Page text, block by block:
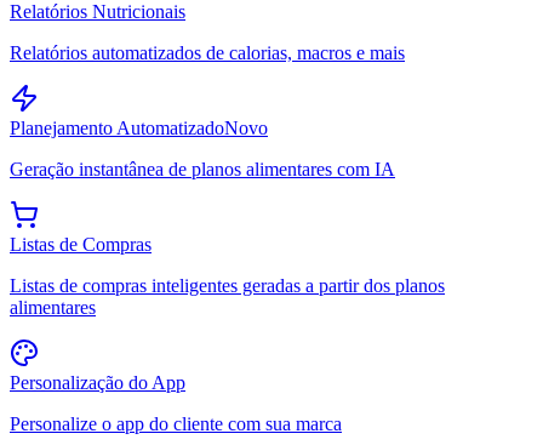
Relatórios Nutricionais
Relatórios automatizados de calorias, macros e mais
Planejamento AutomatizadoNovo
Geração instantânea de planos alimentares com IA
Listas de Compras
Listas de compras inteligentes geradas a partir dos planos
alimentares
Personalização do App
Personalize o app do cliente com sua marca